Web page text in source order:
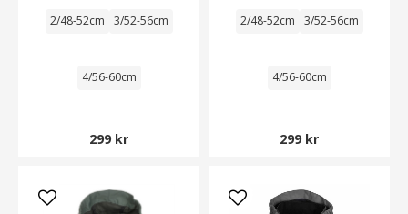
2/48-52cm 3/52-56cm
4/56-60cm
299 kr
2/48-52cm 3/52-56cm
4/56-60cm
299 kr